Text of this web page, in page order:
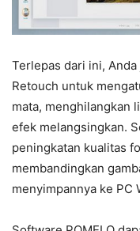
Terlepas dari ini,
Retouch untuk
mata, menghilangkan
efek melangsingkan.
peningkatan kualitas
membandingkan
menyimpannya ke PC